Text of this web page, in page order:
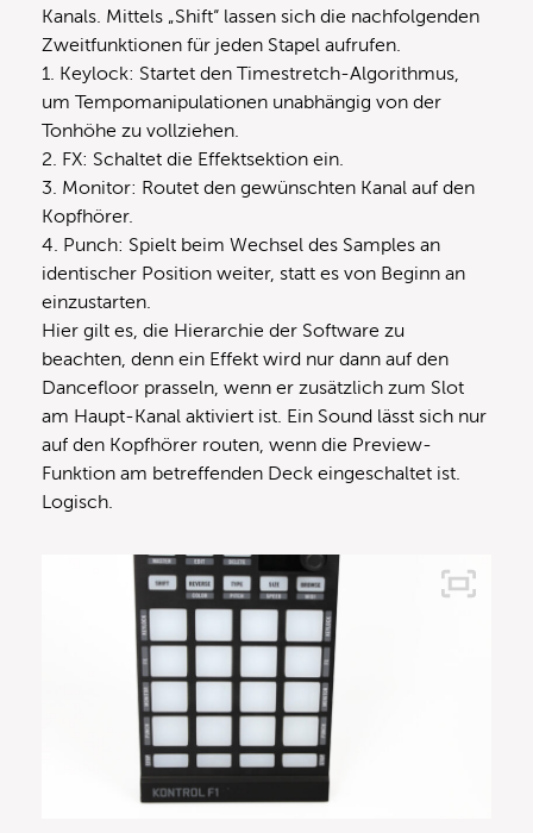
Kanals. Mittels „Shift“ lassen sich die nachfolgenden
Zweitfunktionen für jeden Stapel aufrufen.
1. Keylock: Startet den Timestretch-Algorithmus,
um Tempomanipulationen unabhängig von der
Tonhöhe zu vollziehen.
2. FX: Schaltet die Effektsektion ein.
3. Monitor: Routet den gewünschten Kanal auf den
Kopfhörer.
4. Punch: Spielt beim Wechsel des Samples an
identischer Position weiter, statt es von Beginn an
einzustarten.
Hier gilt es, die Hierarchie der Software zu
beachten, denn ein Effekt wird nur dann auf den
Dancefloor prasseln, wenn er zusätzlich zum Slot
am Haupt-Kanal aktiviert ist. Ein Sound lässt sich nur
auf den Kopfhörer routen, wenn die Preview-
Funktion am betreffenden Deck eingeschaltet ist.
Logisch.